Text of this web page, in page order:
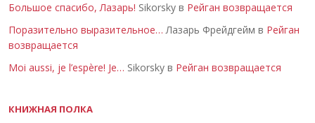
Большое спасибо, Лазарь! Sikorsky в Рейган возвращается
Поразительно выразительное… Лазарь Фрейдгейм в Рейган
возвращается
Moi aussi, je l’espère! Je… Sikorsky в Рейган возвращается
КНИЖНАЯ ПОЛКА